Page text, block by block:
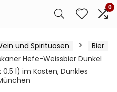
0
und Spirituosen
Bier
Hefe-Weissbier Dunkel
0.5 l) im Kasten, Dunkles